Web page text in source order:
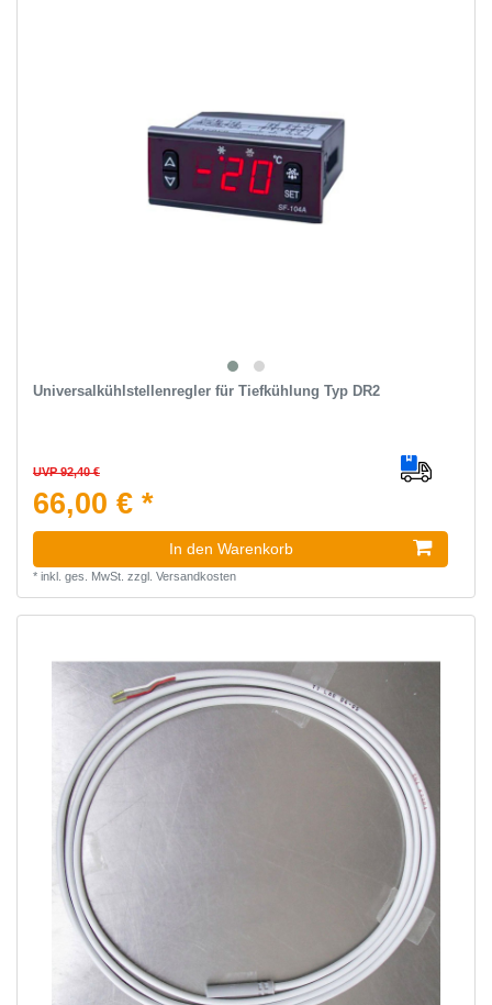
Universalkühlstellenregler für Tiefkühlung Typ DR2
UVP 92,40 €
66,00 € *
In den Warenkorb
* inkl. ges. MwSt. zzgl. Versandkosten